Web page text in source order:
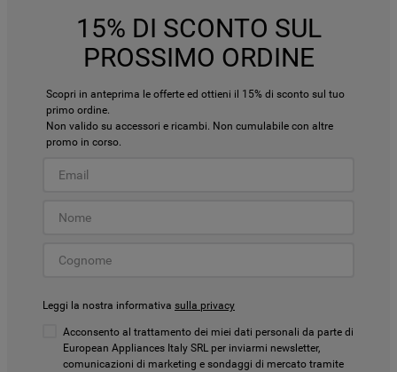
15% DI SCONTO SUL
PROSSIMO ORDINE
Scopri in anteprima le offerte ed ottieni il 15% di sconto sul tuo
primo ordine.
Non valido su accessori e ricambi. Non cumulabile con altre
promo in corso.
Leggi la nostra informativa sulla privacy
Acconsento al trattamento dei miei dati personali da parte di
European Appliances Italy SRL per inviarmi newsletter,
comunicazioni di marketing e sondaggi di mercato tramite